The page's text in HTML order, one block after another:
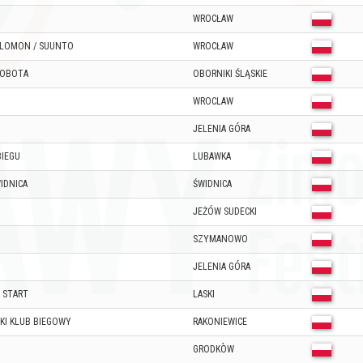
WROCŁAW
/ SUUNTO WROCŁAW
OBORNIKI ŚLĄSKIE
WROCLAW
JELENIA GÓRA
LUBAWKA
ŚWIDNICA
JEŻÓW SUDECKI
SZYMANOWO
JELENIA GÓRA
LASKI
KLUB BIEGOWY RAKONIEWICE
GRODKÒW